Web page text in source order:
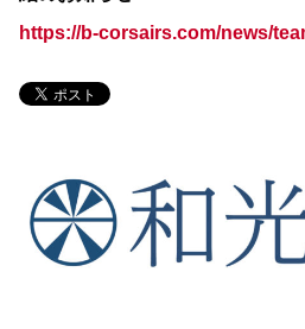
https://b-corsairs.com/news/